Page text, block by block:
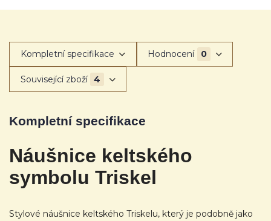
Kompletní specifikace Hodnocení 0
Související zboží 4
Kompletní specifikace
Náušnice keltského
symbolu Triskel
Stylové náušnice keltského Triskelu, který je podobně jako